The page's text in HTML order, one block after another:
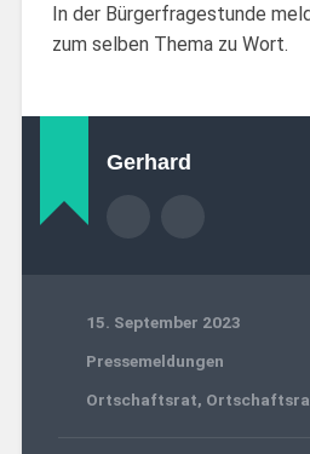
In der Bürgerfragestunde
zum selben Thema zu Wort.
Gerhard
15. September 2023
Pressemeldungen
Ortschaftsrat,